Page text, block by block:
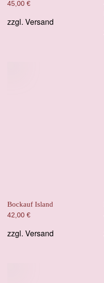
45,00 €
zzgl. Versand
Bockauf Island
42,00 €
zzgl. Versand